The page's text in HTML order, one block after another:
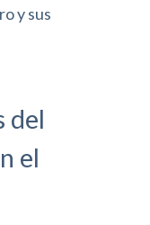
y sus
del
el